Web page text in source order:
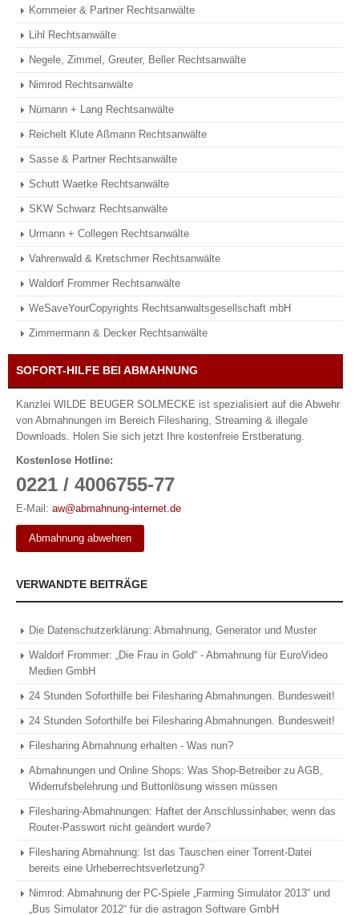
Kornmeier & Partner Rechtsanwälte
Lihl Rechtsanwälte
Negele, Zimmel, Greuter, Beller Rechtsanwälte
Nimrod Rechtsanwälte
Nümann + Lang Rechtsanwälte
Reichelt Klute Aßmann Rechtsanwälte
Sasse & Partner Rechtsanwälte
Schutt Waetke Rechtsanwälte
SKW Schwarz Rechtsanwälte
Urmann + Collegen Rechtsanwälte
Vahrenwald & Kretschmer Rechtsanwälte
Waldorf Frommer Rechtsanwälte
WeSaveYourCopyrights Rechtsanwaltsgesellschaft mbH
Zimmermann & Decker Rechtsanwälte
SOFORT-HILFE BEI ABMAHNUNG
Kanzlei WILDE BEUGER SOLMECKE ist spezialisiert auf die Abwehr
von Abmahnungen im Bereich Filesharing, Streaming & illegale
Downloads. Holen Sie sich jetzt Ihre kostenfreie Erstberatung.
Kostenlose Hotline:
0221 / 4006755-77
E-Mail: aw@abmahnung-internet.de
Abmahnung abwehren
VERWANDTE BEITRÄGE
Die Datenschutzerklärung: Abmahnung, Generator und Muster
Waldorf Frommer: „Die Frau in Gold“ - Abmahnung für EuroVideo
Medien GmbH
24 Stunden Soforthilfe bei Filesharing Abmahnungen. Bundesweit!
24 Stunden Soforthilfe bei Filesharing Abmahnungen. Bundesweit!
Filesharing Abmahnung erhalten - Was nun?
Abmahnungen und Online Shops: Was Shop-Betreiber zu AGB,
Widerrufsbelehrung und Buttonlösung wissen müssen
Filesharing-Abmahnungen: Haftet der Anschlussinhaber, wenn das
Router-Passwort nicht geändert wurde?
Filesharing Abmahnung: Ist das Tauschen einer Torrent-Datei
bereits eine Urheberrechtsverletzung?
Nimrod: Abmahnung der PC-Spiele „Farming Simulator 2013“ und
„Bus Simulator 2012“ für die astragon Software GmbH